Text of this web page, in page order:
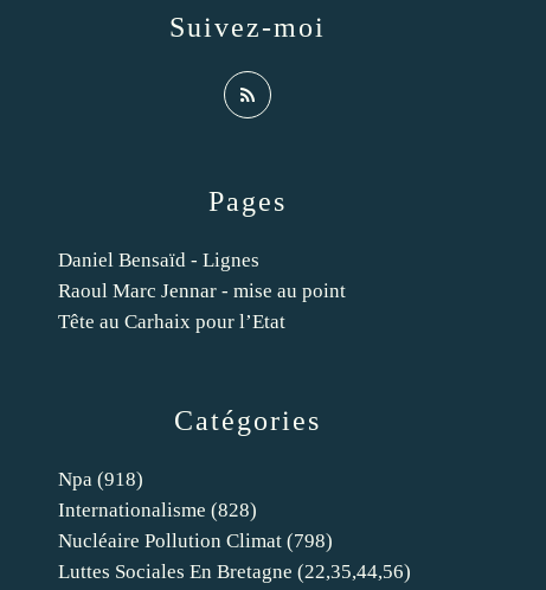
Catégories
Npa (918)
Internationalisme (828)
Nucléaire Pollution Climat (798)
Luttes Sociales En Bretagne (22,35,44,56)
Pages
Daniel Bensaïd - Lignes
Raoul Marc Jennar - mise au point
Tête au Carhaix pour l’Etat
Suivez-moi